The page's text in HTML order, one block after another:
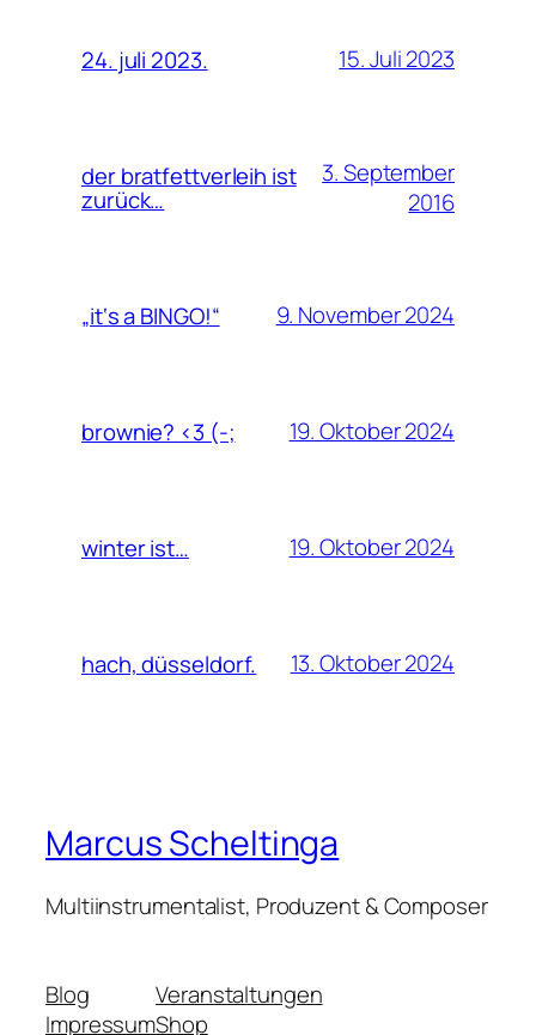
24. juli 2023. 15. Juli 2023
der bratfettverleih ist
zurück…
3. September
2016
„it‘s a BINGO!“ 9. November 2024
brownie? <3 (-; 19. Oktober 2024
winter ist… 19. Oktober 2024
hach, düsseldorf. 13. Oktober 2024
Marcus Scheltinga
Multiinstrumentalist, Produzent & Composer
Blog
Impressum
Veranstaltungen
Shop